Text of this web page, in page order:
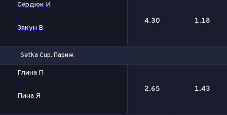
Сердюк И
-
Зякун В
4.30 1.18
Setka Cup. Париж
Глина П
-
Пина Я
2.65 1.43